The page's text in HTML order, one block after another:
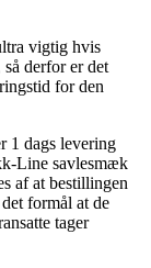
vigtig hvis
derfor er det
for den
1 dags levering
Line savlesmæk
af at bestillingen
formål at de
tager